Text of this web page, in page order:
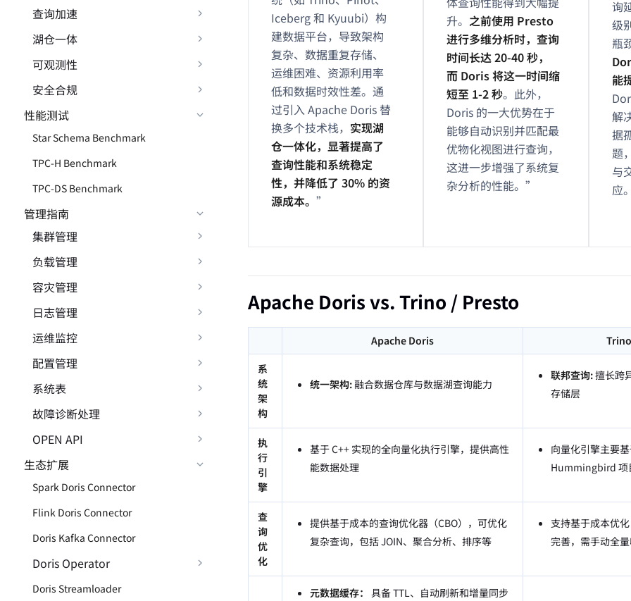
查询加速
湖仓一体
可观测性
安全合规
性能测试
Star Schema Benchmark
TPC-H Benchmark
TPC-DS Benchmark
管理指南
集群管理
负载管理
容灾管理
日志管理
运维监控
配置管理
系统表
故障诊断处理
OPEN API
生态扩展
Spark Doris Connector
Flink Doris Connector
Doris Kafka Connector
Doris Operator
Doris Streamloader
Iceberg 和 Kyuubi）构
建数据平台，导致架构
复杂、数据重复存储、
运维困难、资源利用率
低和数据时效性差。通
过引入 Apache Doris 替
换多个技术栈， 实现湖
仓一体化，显著提高了
查询性能和系统稳定
性，并降低了 30% 的资
源成本。 ”
升。 之前使用 Presto
进行多维分析时，查询
时间长达 20-40 秒，
而 Doris 将这一时间缩
短至 1-2 秒。此外，
Doris 的一大优势在于
能够自动识别并匹配最
优物化视图进行查询，
这进一步增强了系统复
杂分析的性能。”
询
级
瓶
能
解
据
题
与
应。
Apache Doris vs. Trino / Presto
Apache Doris
系
统
架
构
统一架构:融合数据仓库与数据湖查询能力
联邦查询:擅长跨
存储层
执
行
引
擎
基于 C++ 实现的全向量化执行引擎，提供高性
能数据处理
向量化引擎主要
Hummingbird 项
查
询
优
化
提供基于成本的查询优化器（CBO），可优化
复杂查询，包括 JOIN、聚合分析、排序等
支持基于成本优
完善，需手动全
元数据缓存： 具备 TTL、自动刷新和增量同步